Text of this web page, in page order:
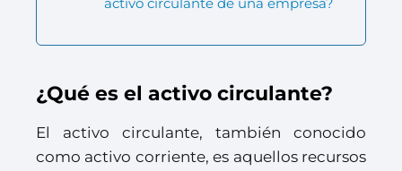
¿Qué es el activo circulante?
El activo circulante, también conocido
como activo corriente, es aquellos recursos